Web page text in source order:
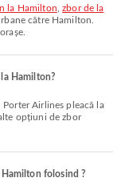
la Hamilton ,zbor de la
către Hamilton.
Hamilton?
opțiuni de zbor
Hamilton folosind ?